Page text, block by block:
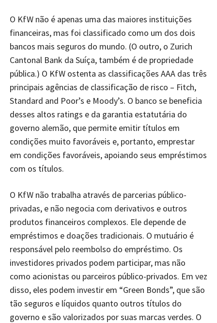
O KfW não é apenas uma das maiores instituições
financeiras, mas foi classificado como um dos dois
bancos mais seguros do mundo. (O outro, o Zurich
Cantonal Bank da Suíça, também é de propriedade
pública.) O KfW ostenta as classificações AAA das três
principais agências de classificação de risco – Fitch,
Standard and Poor’s e Moody’s. O banco se beneficia
desses altos ratings e da garantia estatutária do
governo alemão, que permite emitir títulos em
condições muito favoráveis e, portanto, emprestar
em condições favoráveis, apoiando seus empréstimos
com os títulos.
O KfW não trabalha através de parcerias público-
privadas, e não negocia com derivativos e outros
produtos financeiros complexos. Ele depende de
empréstimos e doações tradicionais. O mutuário é
responsável pelo reembolso do empréstimo. Os
investidores privados podem participar, mas não
como acionistas ou parceiros público-privados. Em vez
disso, eles podem investir em “Green Bonds”, que são
tão seguros e líquidos quanto outros títulos do
governo e são valorizados por suas marcas verdes. O